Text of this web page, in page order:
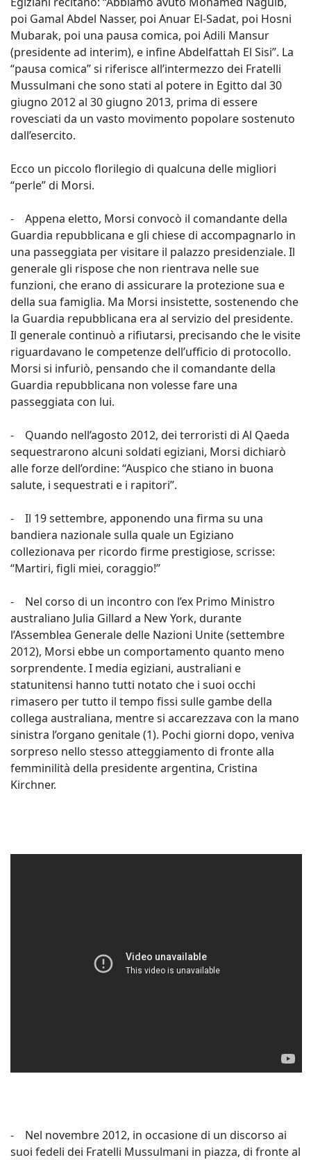
poi Gamal Abdel Nasser, poi Anuar El-Sadat, poi Hosni
Mubarak, poi una pausa comica, poi Adili Mansur
(presidente ad interim), e infine Abdelfattah El Sisi”. La
“pausa comica” si riferisce all’intermezzo dei Fratelli
Mussulmani che sono stati al potere in Egitto dal 30
giugno 2012 al 30 giugno 2013, prima di essere
rovesciati da un vasto movimento popolare sostenuto
dall’esercito.
Ecco un piccolo florilegio di qualcuna delle migliori
“perle” di Morsi.
- Appena eletto, Morsi convocò il comandante della
Guardia repubblicana e gli chiese di accompagnarlo in
una passeggiata per visitare il palazzo presidenziale. Il
generale gli rispose che non rientrava nelle sue
funzioni, che erano di assicurare la protezione sua e
della sua famiglia. Ma Morsi insistette, sostenendo che
la Guardia repubblicana era al servizio del presidente.
Il generale continuò a rifiutarsi, precisando che le visite
riguardavano le competenze dell’ufficio di protocollo.
Morsi si infuriò, pensando che il comandante della
Guardia repubblicana non volesse fare una
passeggiata con lui.
- Quando nell’agosto 2012, dei terroristi di Al Qaeda
sequestrarono alcuni soldati egiziani, Morsi dichiarò
alle forze dell’ordine: “Auspico che stiano in buona
salute, i sequestrati e i rapitori”.
- Il 19 settembre, apponendo una firma su una
bandiera nazionale sulla quale un Egiziano
collezionava per ricordo firme prestigiose, scrisse:
“Martiri, figli miei, coraggio!”
- Nel corso di un incontro con l’ex Primo Ministro
australiano Julia Gillard a New York, durante
l’Assemblea Generale delle Nazioni Unite (settembre
2012), Morsi ebbe un comportamento quanto meno
sorprendente. I media egiziani, australiani e
statunitensi hanno tutti notato che i suoi occhi
rimasero per tutto il tempo fissi sulle gambe della
collega australiana, mentre si accarezzava con la mano
sinistra l’organo genitale (1). Pochi giorni dopo, veniva
sorpreso nello stesso atteggiamento di fronte alla
femminilità della presidente argentina, Cristina
Kirchner.
- Nel novembre 2012, in occasione di un discorso ai
suoi fedeli dei Fratelli Mussulmani in piazza, di fronte al